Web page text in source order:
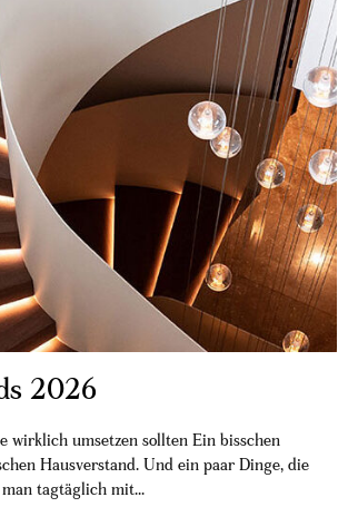
2026
wirklich umsetzen sollten Ein bisschen
Hausverstand. Und ein paar Dinge, die
tagtäglich mit...